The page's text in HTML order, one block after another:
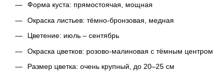
Форма куста: прямостоячая, мощная
Окраска листьев: тёмно-бронзовая, медная
Цветение: июль – сентябрь
Окраска цветков: розово-малиновая с тёмным центром
Размер цветка: очень крупный, до 20–25 см